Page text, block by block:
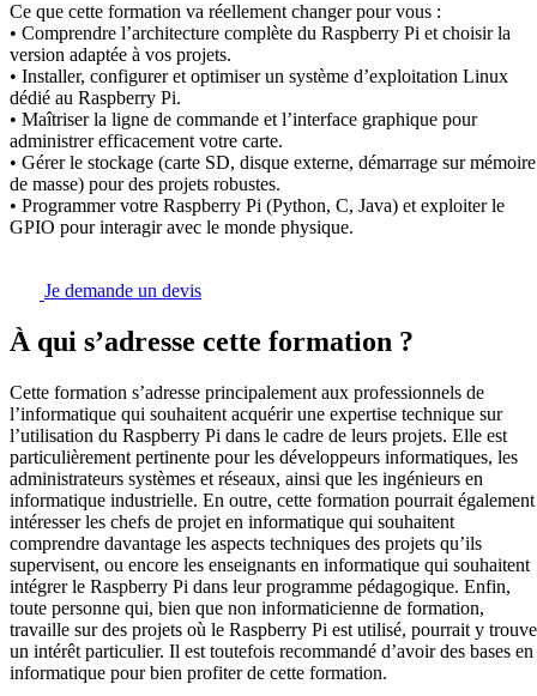
Ce que cette formation va réellement changer pour vous :
• Comprendre l’architecture complète du Raspberry Pi et choisir la
version adaptée à vos projets.
• Installer, configurer et optimiser un système d’exploitation Linux
dédié au Raspberry Pi.
• Maîtriser la ligne de commande et l’interface graphique pour
administrer efficacement votre carte.
• Gérer le stockage (carte SD, disque externe, démarrage sur mémoire
de masse) pour des projets robustes.
• Programmer votre Raspberry Pi (Python, C, Java) et exploiter le
GPIO pour interagir avec le monde physique.
Je demande un devis
À qui s’adresse cette formation ?
Cette formation s’adresse principalement aux professionnels de
l’informatique qui souhaitent acquérir une expertise technique sur
l’utilisation du Raspberry Pi dans le cadre de leurs projets. Elle est
particulièrement pertinente pour les développeurs informatiques, les
administrateurs systèmes et réseaux, ainsi que les ingénieurs en
informatique industrielle. En outre, cette formation pourrait également
intéresser les chefs de projet en informatique qui souhaitent
comprendre davantage les aspects techniques des projets qu’ils
supervisent, ou encore les enseignants en informatique qui souhaitent
intégrer le Raspberry Pi dans leur programme pédagogique. Enfin,
toute personne qui, bien que non informaticienne de formation,
travaille sur des projets où le Raspberry Pi est utilisé, pourrait y
un intérêt particulier. Il est toutefois recommandé d’avoir des bases en
informatique pour bien profiter de cette formation.